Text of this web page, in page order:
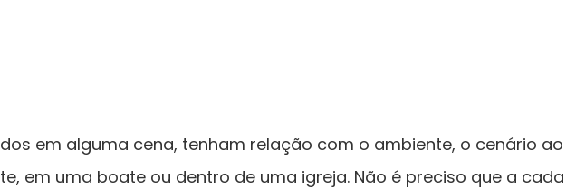
em alguma cena, tenham relação com o ambiente, o cenário ao
em uma boate ou dentro de uma igreja. Não é preciso que a cada